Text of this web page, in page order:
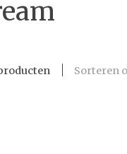
Sorteren